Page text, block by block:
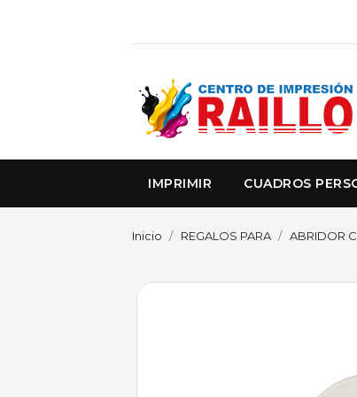
IMPRIMIR CUADROS
Inicio REGALOS PARA ABRIDOR